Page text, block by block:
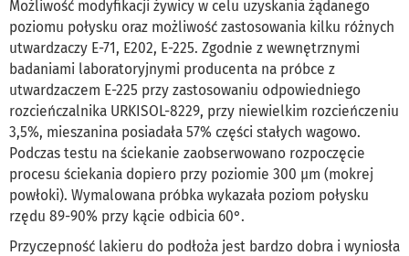
Możliwość modyfikacji żywicy w celu uzyskania żądanego
poziomu połysku oraz możliwość zastosowania kilku różnych
utwardzaczy E-71, E202, E-225. Zgodnie z wewnętrznymi
badaniami laboratoryjnymi producenta na próbce z
utwardzaczem E-225 przy zastosowaniu odpowiedniego
rozcieńczalnika URKISOL-8229, przy niewielkim rozcieńczeniu
3,5%, mieszanina posiadała 57% części stałych wagowo.
Podczas testu na ściekanie zaobserwowano rozpoczęcie
procesu ściekania dopiero przy poziomie 300 µm (mokrej
powłoki). Wymalowana próbka wykazała poziom połysku
rzędu 89-90% przy kącie odbicia 60°.
Przyczepność lakieru do podłoża jest bardzo dobra i wyniosła